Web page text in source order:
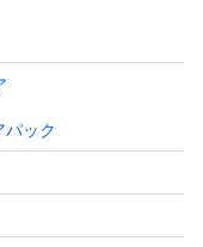
ださい。
さい
パック